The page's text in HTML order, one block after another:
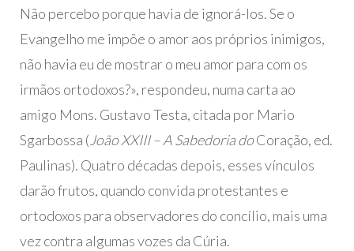
Não percebo porque havia de ignorá-los. Se o
Evangelho me impõe o amor aos próprios inimigos,
não havia eu de mostrar o meu amor para com os
irmãos ortodoxos?», respondeu, numa carta ao
amigo Mons. Gustavo Testa, citada por Mario
Sgarbossa ( João XXIII – A Sabedoria doCoração, ed.
Paulinas). Quatro décadas depois, esses vínculos
darão frutos, quando convida protestantes e
ortodoxos para observadores do concílio, mais uma
vez contra algumas vozes da Cúria.